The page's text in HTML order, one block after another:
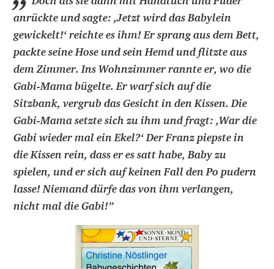
anrückte und sagte: ,Jetzt wird das Babylein
gewickelt!‘ reichte es ihm! Er sprang aus dem Bett,
packte seine Hose und sein Hemd und flitzte aus
dem Zimmer. Ins Wohnzimmer rannte er, wo die
Gabi-Mama bügelte. Er warf sich auf die
Sitzbank, vergrub das Gesicht in den Kissen. Die
Gabi-Mama setzte sich zu ihm und fragt: ,War die
Gabi wieder mal ein Ekel?‘ Der Franz piepste in
die Kissen rein, dass er es satt habe, Baby zu
spielen, und er sich auf keinen Fall den Po pudern
lasse! Niemand dürfe das von ihm verlangen,
nicht mal die Gabi!”